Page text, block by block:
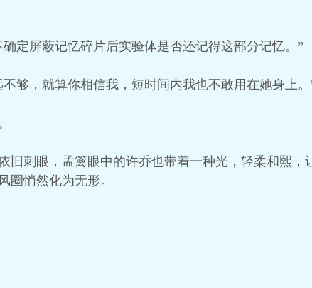
定屏蔽记忆碎片后实验体是否还记得这部分记忆。”
够，就算你相信我，短时间内我也不敢用在她身上。
旧刺眼，孟篱眼中的许乔也带着一种光，轻柔和熙
圈悄然化为无形。